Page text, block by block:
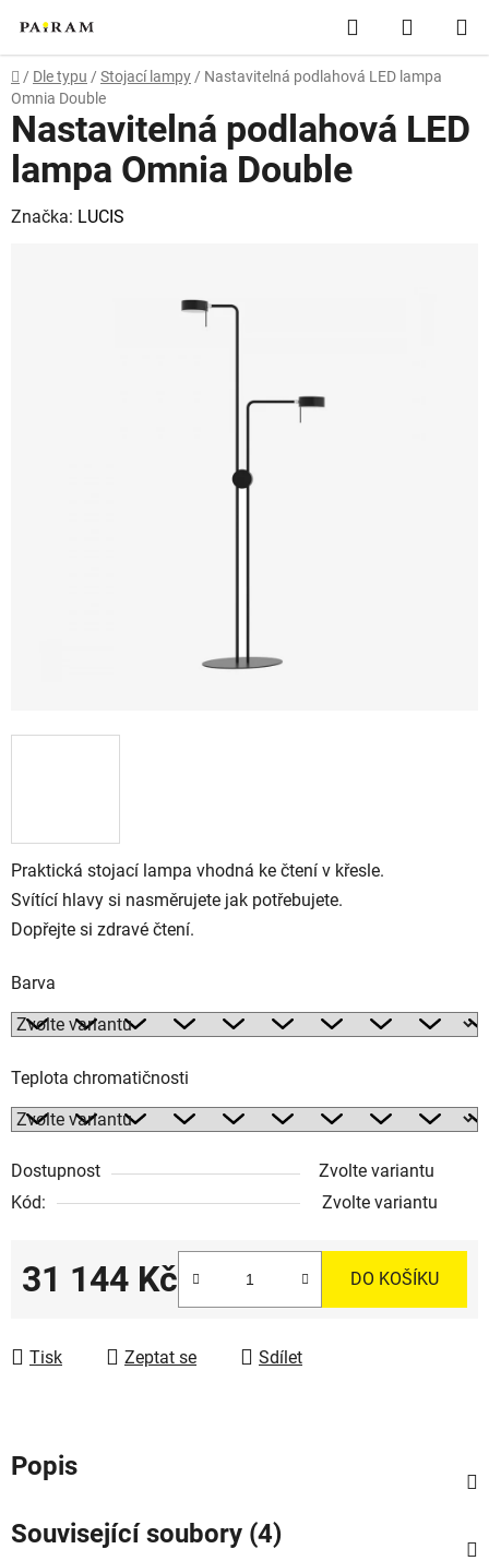
obsah
Hledat
KOŠÍK
Domů
/ Dle typu / Stojací lampy / Nastavitelná podlahová LED lampa
Omnia Double
Praktická stojací lampa vhodná ke čtení v křesle.
Svítící hlavy si nasměrujete jak potřebujete.
Dopřejte si zdravé čtení.
Barva
Teplota chromatičnosti
Dostupnost
Zvolte variantu
Kód:
Zvolte variantu
31 144 Kč DO KOŠÍKU
Tisk Zeptat se Sdílet
Nastavitelná podlahová LED
lampa Omnia Double
Značka: LUCIS
Popis
Související soubory (4)